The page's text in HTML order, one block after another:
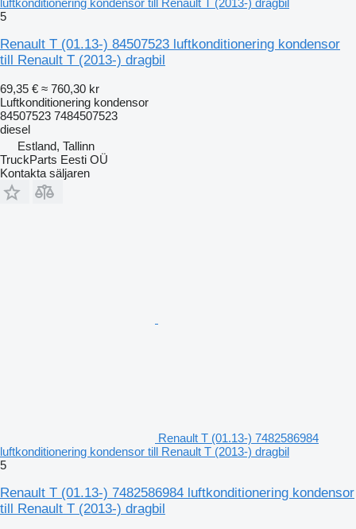
5
Renault T (01.13-) 84507523 luftkonditionering kondensor
till Renault T (2013-) dragbil
69,35 € ≈ 760,30 kr
Luftkonditionering kondensor
84507523 7484507523
diesel
Estland, Tallinn
TruckParts Eesti OÜ
Kontakta säljaren
Renault T (01.13-) 7482586984
luftkonditionering kondensor till Renault T (2013-) dragbil
5
Renault T (01.13-) 7482586984 luftkonditionering kondensor
till Renault T (2013-) dragbil